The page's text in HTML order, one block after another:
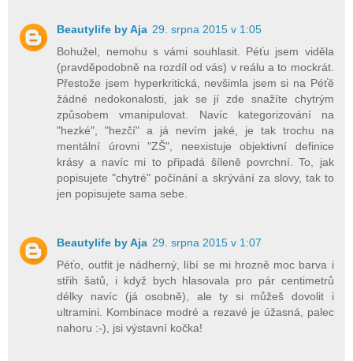
Beautylife by Aja 29. srpna 2015 v 1:05
Bohužel, nemohu s vámi souhlasit. Péťu jsem viděla
(pravděpodobně na rozdíl od vás) v reálu a to mockrát.
Přestože jsem hyperkritická, nevšimla jsem si na Péťě
žádné nedokonalosti, jak se jí zde snažíte chytrým
způsobem vmanipulovat. Navíc kategorizování na
"hezké", "hezčí" a já nevím jaké, je tak trochu na
mentální úrovni "ZŠ", neexistuje objektivní definice
krásy a navíc mi to připadá šíleně povrchní. To, jak
popisujete "chytré" počínání a skrývání za slovy, tak to
jen popisujete sama sebe.
Beautylife by Aja 29. srpna 2015 v 1:07
Péťo, outfit je nádherný, líbí se mi hrozně moc barva i
střih šatů, i když bych hlasovala pro pár centimetrů
délky navíc (já osobně), ale ty si můžeš dovolit i
ultramini. Kombinace modré a rezavé je úžasná, palec
nahoru :-), jsi výstavní kočka!